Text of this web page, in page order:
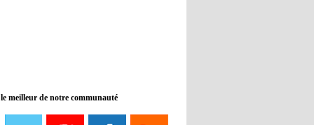
08:21 - 2022/11/08
Liverpool mis en vente par son
meilleur de notre communauté